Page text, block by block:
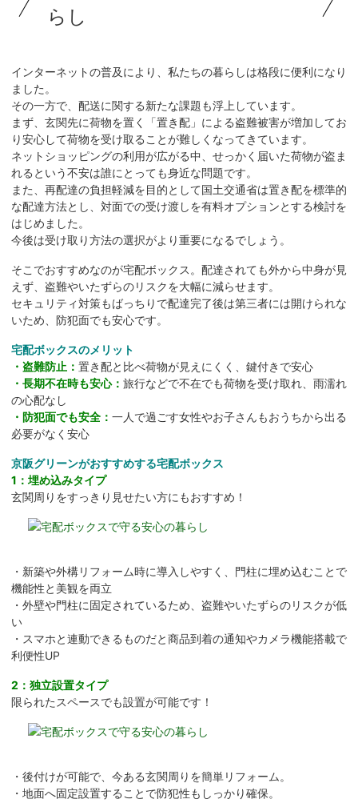
らし
インターネットの普及により、私たちの暮らしは格段に便利になり
ました。
その一方で、配送に関する新たな課題も浮上しています。
まず、玄関先に荷物を置く「置き配」による盗難被害が増加してお
り安心して荷物を受け取ることが難しくなってきています。
ネットショッピングの利用が広がる中、せっかく届いた荷物が盗ま
れるという不安は誰にとっても身近な問題です。
また、再配達の負担軽減を目的として国土交通省は置き配を標準的
な配達方法とし、対面での受け渡しを有料オプションとする検討を
はじめました。
今後は受け取り方法の選択がより重要になるでしょう。
そこでおすすめなのが宅配ボックス。配達されても外から中身が見
えず、盗難やいたずらのリスクを大幅に減らせます。
セキュリティ対策もばっちりで配達完了後は第三者には開けられな
いため、防犯面でも安心です。
宅配ボックスのメリット
・盗難防止： 置き配と比べ荷物が見えにくく、鍵付きで安心
・長期不在時も安心： 旅行などで不在でも荷物を受け取れ、雨濡れ
の心配なし
・防犯面でも安全： 一人で過ごす女性やお子さんもおうちから出る
必要がなく安心
京阪グリーンがおすすめする宅配ボックス
1：埋め込みタイプ
玄関周りをすっきり見せたい方にもおすすめ！
・新築や外構リフォーム時に導入しやすく、門柱に埋め込むことで
機能性と美観を両立
・外壁や門柱に固定されているため、盗難やいたずらのリスクが低
い
・スマホと連動できるものだと商品到着の通知やカメラ機能搭載で
利便性UP
2：独立設置タイプ
限られたスペースでも設置が可能です！
・後付けが可能で、今ある玄関周りを簡単リフォーム。
・地面へ固定設置することで防犯性もしっかり確保。